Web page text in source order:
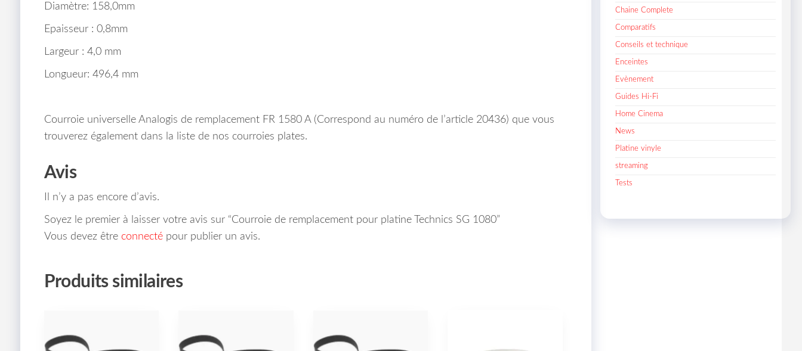
Diamètre: 158,0mm
Epaisseur : 0,8mm
Largeur : 4,0 mm
Longueur: 496,4 mm
Courroie universelle Analogis de remplacement FR 1580 A (Correspond au numéro de l’article 20436) que vous
trouverez également dans la liste de nos courroies plates.
Avis
Il n’y a pas encore d’avis.
Soyez le premier à laisser votre avis sur “Courroie de remplacement pour platine Technics SG 1080”
Vous devez être connectépour publier un avis.
Produits similaires
Chaine Complete
Comparatifs
Conseils et technique
Enceintes
Evènement
Guides Hi-Fi
Home Cinema
News
Platine vinyle
streaming
Tests